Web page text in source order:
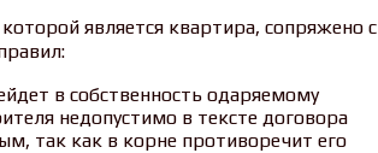
является квартира, сопряжено с
в собственность одаряемому
недопустимо в тексте договора
так как в корне противоречит его